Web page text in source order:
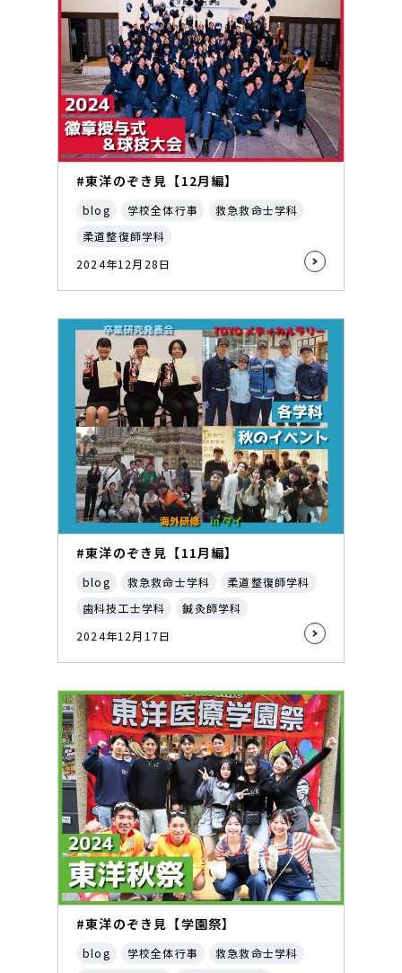
#東洋のぞき見【12月編】
blog 学校全体行事
救急救命士学科
柔道整復師学科
2024年12月28日
#東洋のぞき見【11月編】
blog 救急救命士学科
柔道整復師学科
歯科技工士学科
鍼灸師学科
2024年12月17日
#東洋のぞき見【学園祭】
blog 学校全体行事
救急救命士学科